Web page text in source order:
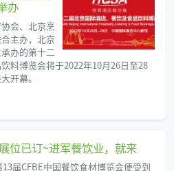
办
会、北京烹
主办，北京
办的第十二
料博览会将于2022年10月26日至28
开幕。
位已订~进军餐饮业，就来
届CFBE中国餐饮食材博览会便受到